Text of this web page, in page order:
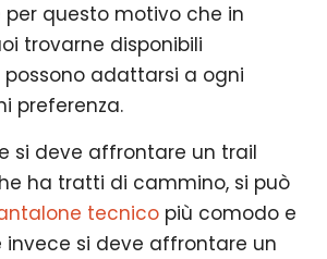
questo motivo che in
trovarne disponibili
adattarsi a ogni
preferenza.
si deve affrontare un trail
ha tratti di cammino, si può
tecnico più comodo e
invece si deve affrontare un